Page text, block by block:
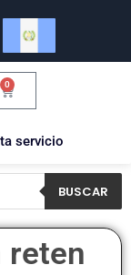
0
servicio
BUSCAR
reten